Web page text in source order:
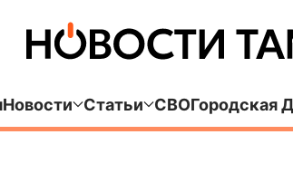
Новости Статьи СВОГородская